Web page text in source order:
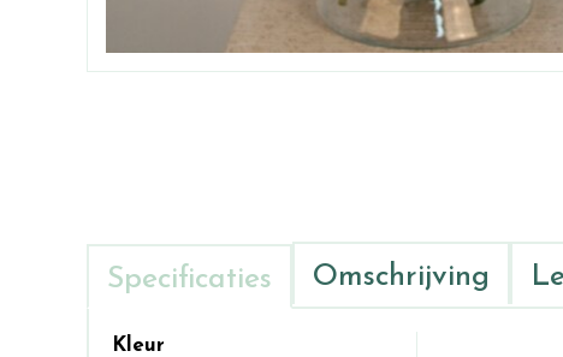
Specificaties Omschrijving
Kleur